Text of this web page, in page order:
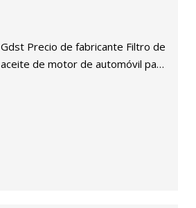
Gdst Precio de fabricante Filtro de
aceite de motor de automóvil para